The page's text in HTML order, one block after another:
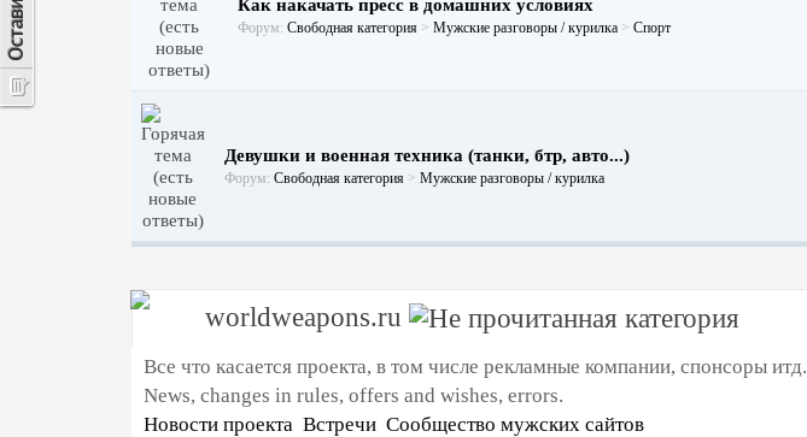
Как накачать пресс в домашних условиях
Форум: Свободная категория> Мужские разговоры / курилка> Спорт
Девушки и военная техника (танки, бтр, авто...)
Форум: Свободная категория> Мужские разговоры / курилка
worldweapons.ru
Все что касается проекта, в том числе рекламные компании, спонсоры итд.
News, changes in rules, offers and wishes, errors.
Новости проекта Встречи Сообщество мужских сайтов